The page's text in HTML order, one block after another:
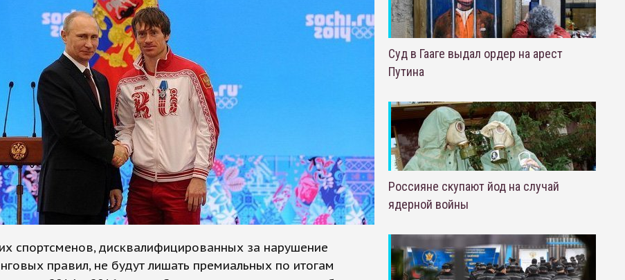
спортсменов, дисквалифицированных за нарушение
правил, не будут лишать премиальных по итогам
Суд в Гааге выдал ордер на арест
Путина
Россияне скупают йод на случай
ядерной войны